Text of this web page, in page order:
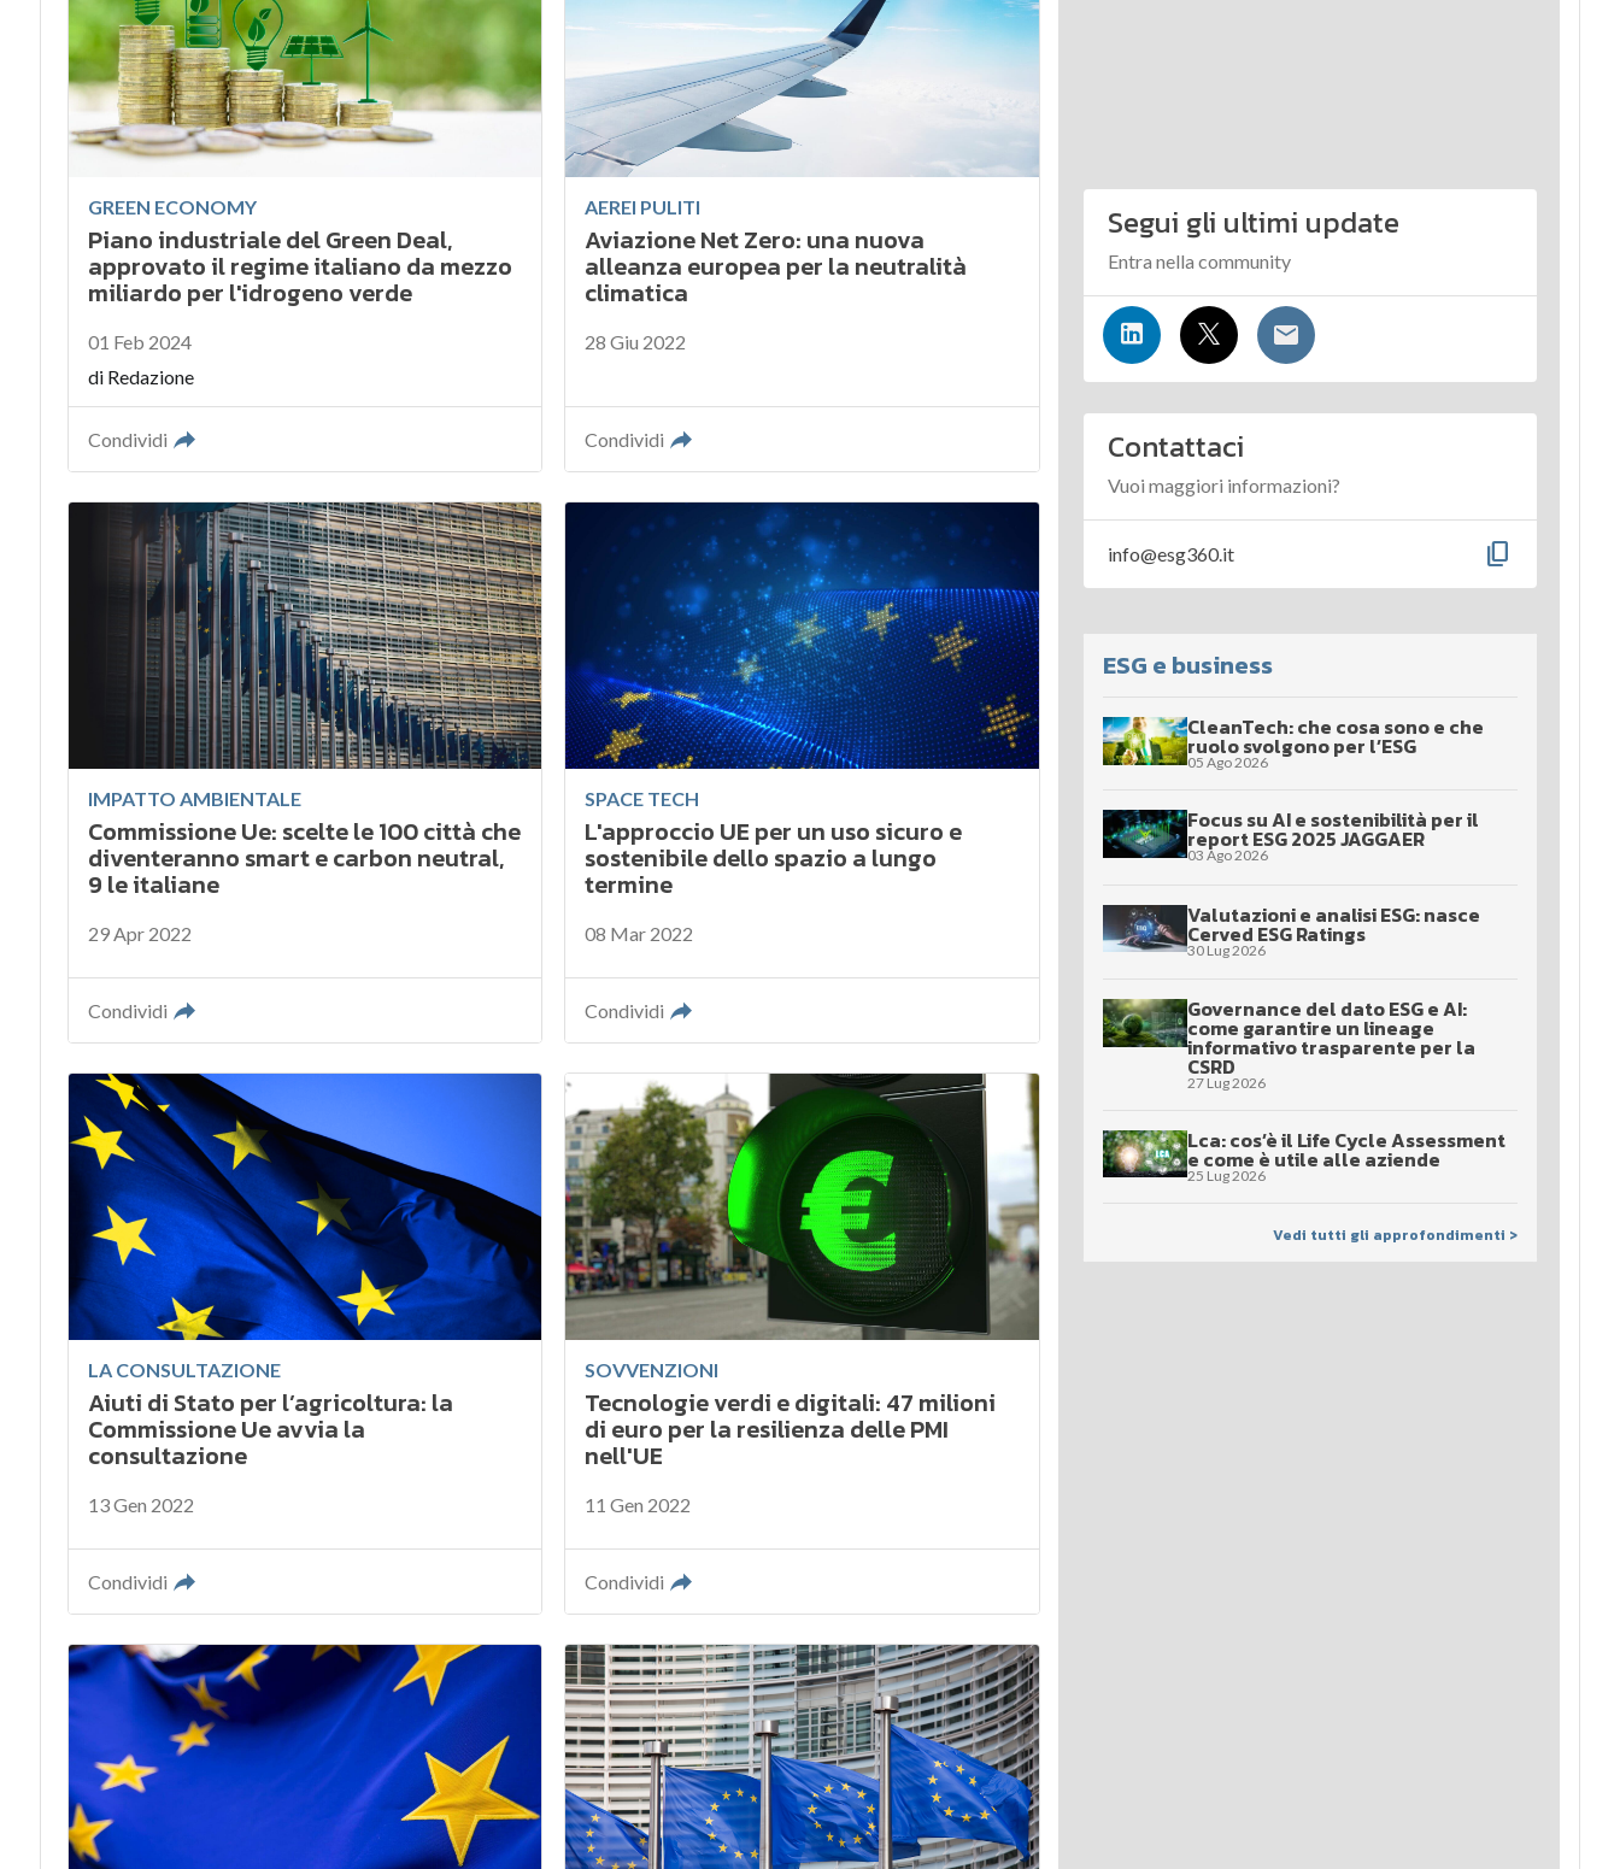
GREEN ECONOMY
Piano industriale del Green Deal,
approvato il regime italiano da mezzo
miliardo per l'idrogeno verde
01 Feb 2024
di Redazione
Condividi
AEREI PULITI
Aviazione Net Zero: una nuova
alleanza europea per la neutralità
climatica
28 Giu 2022
Condividi
IMPATTO AMBIENTALE
Commissione Ue: scelte le 100 città che
diventeranno smart e carbon neutral,
9 le italiane
29 Apr 2022
Condividi
SPACE TECH
L'approccio UE per un uso sicuro e
sostenibile dello spazio a lungo
termine
08 Mar 2022
Condividi
LA CONSULTAZIONE
Aiuti di Stato per l’agricoltura: la
Commissione Ue avvia la
consultazione
13 Gen 2022
Condividi
SOVVENZIONI
Tecnologie verdi e digitali: 47 milioni
di euro per la resilienza delle PMI
nell'UE
11 Gen 2022
Condividi
Segui gli ultimi update
Entra nella community
Contattaci
Vuoi maggiori informazioni?
info@esg360.it content_copy
ESG e business
CleanTech: che cosa sono e che
ruolo svolgono per l’ESG
05 Ago 2026
Focus su AI e sostenibilità per il
report ESG 2025 JAGGAER
03 Ago 2026
Valutazioni e analisi ESG: nasce
Cerved ESG Ratings
30 Lug 2026
Governance del dato ESG e AI:
come garantire un lineage
informativo trasparente per la
CSRD
27 Lug 2026
Lca: cos’è il Life Cycle Assessment
e come è utile alle aziende
25 Lug 2026
Vedi tutti gli approfondimenti >